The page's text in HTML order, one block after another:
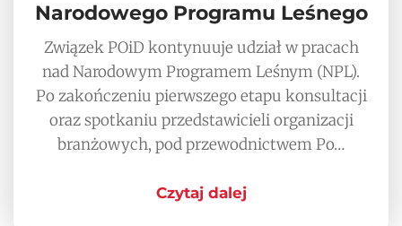
Narodowego Programu Leśnego
Związek POiD kontynuuje udział w pracach
nad Narodowym Programem Leśnym (NPL).
Po zakończeniu pierwszego etapu konsultacji
oraz spotkaniu przedstawicieli organizacji
branżowych, pod przewodnictwem Po…
Czytaj dalej